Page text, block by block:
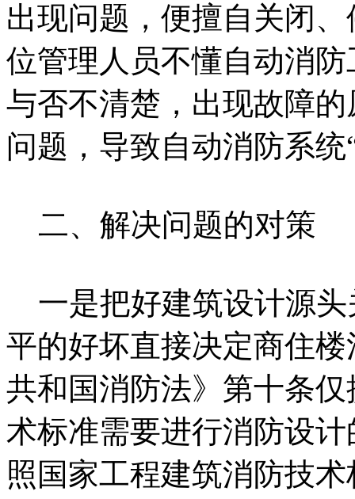
出现问题，便擅自关闭
位管理人员不懂自动消
与否不清楚，出现故障
问题，导致自动消防系统
二、解决问题的对策
一是把好建筑设计源头
平的好坏直接决定商住
共和国消防法》第十条
术标准需要进行消防设
照国家工程建筑消防技